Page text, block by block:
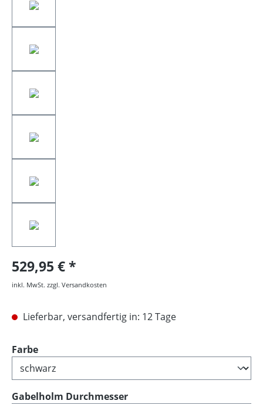
529,95 €
inkl. MwSt. zzgl. Versandkosten
Lieferbar, versandfertig in: 12 Tage
Farbeauswählen
Gabelholm Durchmesserauswählen